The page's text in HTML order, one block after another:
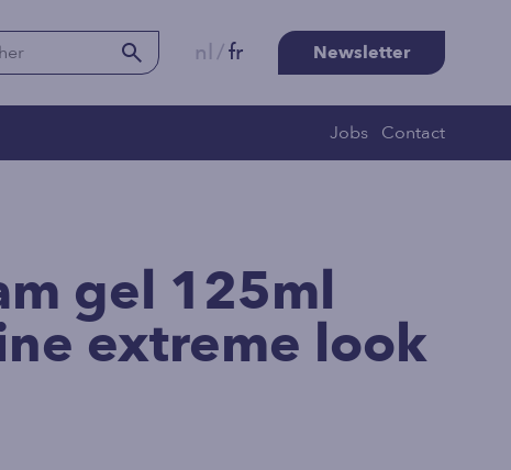
nl/fr Newsletter
Jobs Contact
gel 125ml
extreme look